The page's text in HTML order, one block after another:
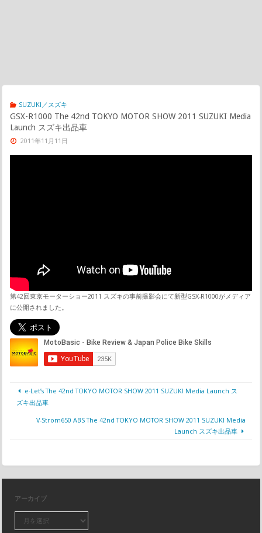
SUZUKI／スズキ
GSX-R1000 The 42nd TOKYO MOTOR SHOW 2011 SUZUKI Media
Launch スズキ出品車
2011年11月11日
第42回東京モーターショー2011 スズキの事前撮影会にて新型GSX-R1000がメディア
に公開されました。
e-Let’s The 42nd TOKYO MOTOR SHOW 2011 SUZUKI Media Launch ス
ズキ出品車
V-Strom650 ABS The 42nd TOKYO MOTOR SHOW 2011 SUZUKI Media
Launch スズキ出品車
アーカイブ